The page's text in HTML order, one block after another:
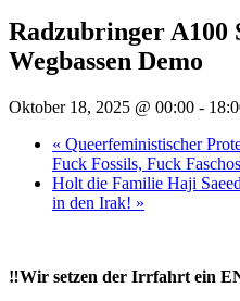
Radzubringer A100
Wegbassen Demo
Oktober 18, 2025 @ 00:00 -
« Queerfeministischer
Fuck Fossils, Fuck Faschos
Holt die Familie Haji
in den Irak! »
‼️Wir setzen der Irrfahrt ein